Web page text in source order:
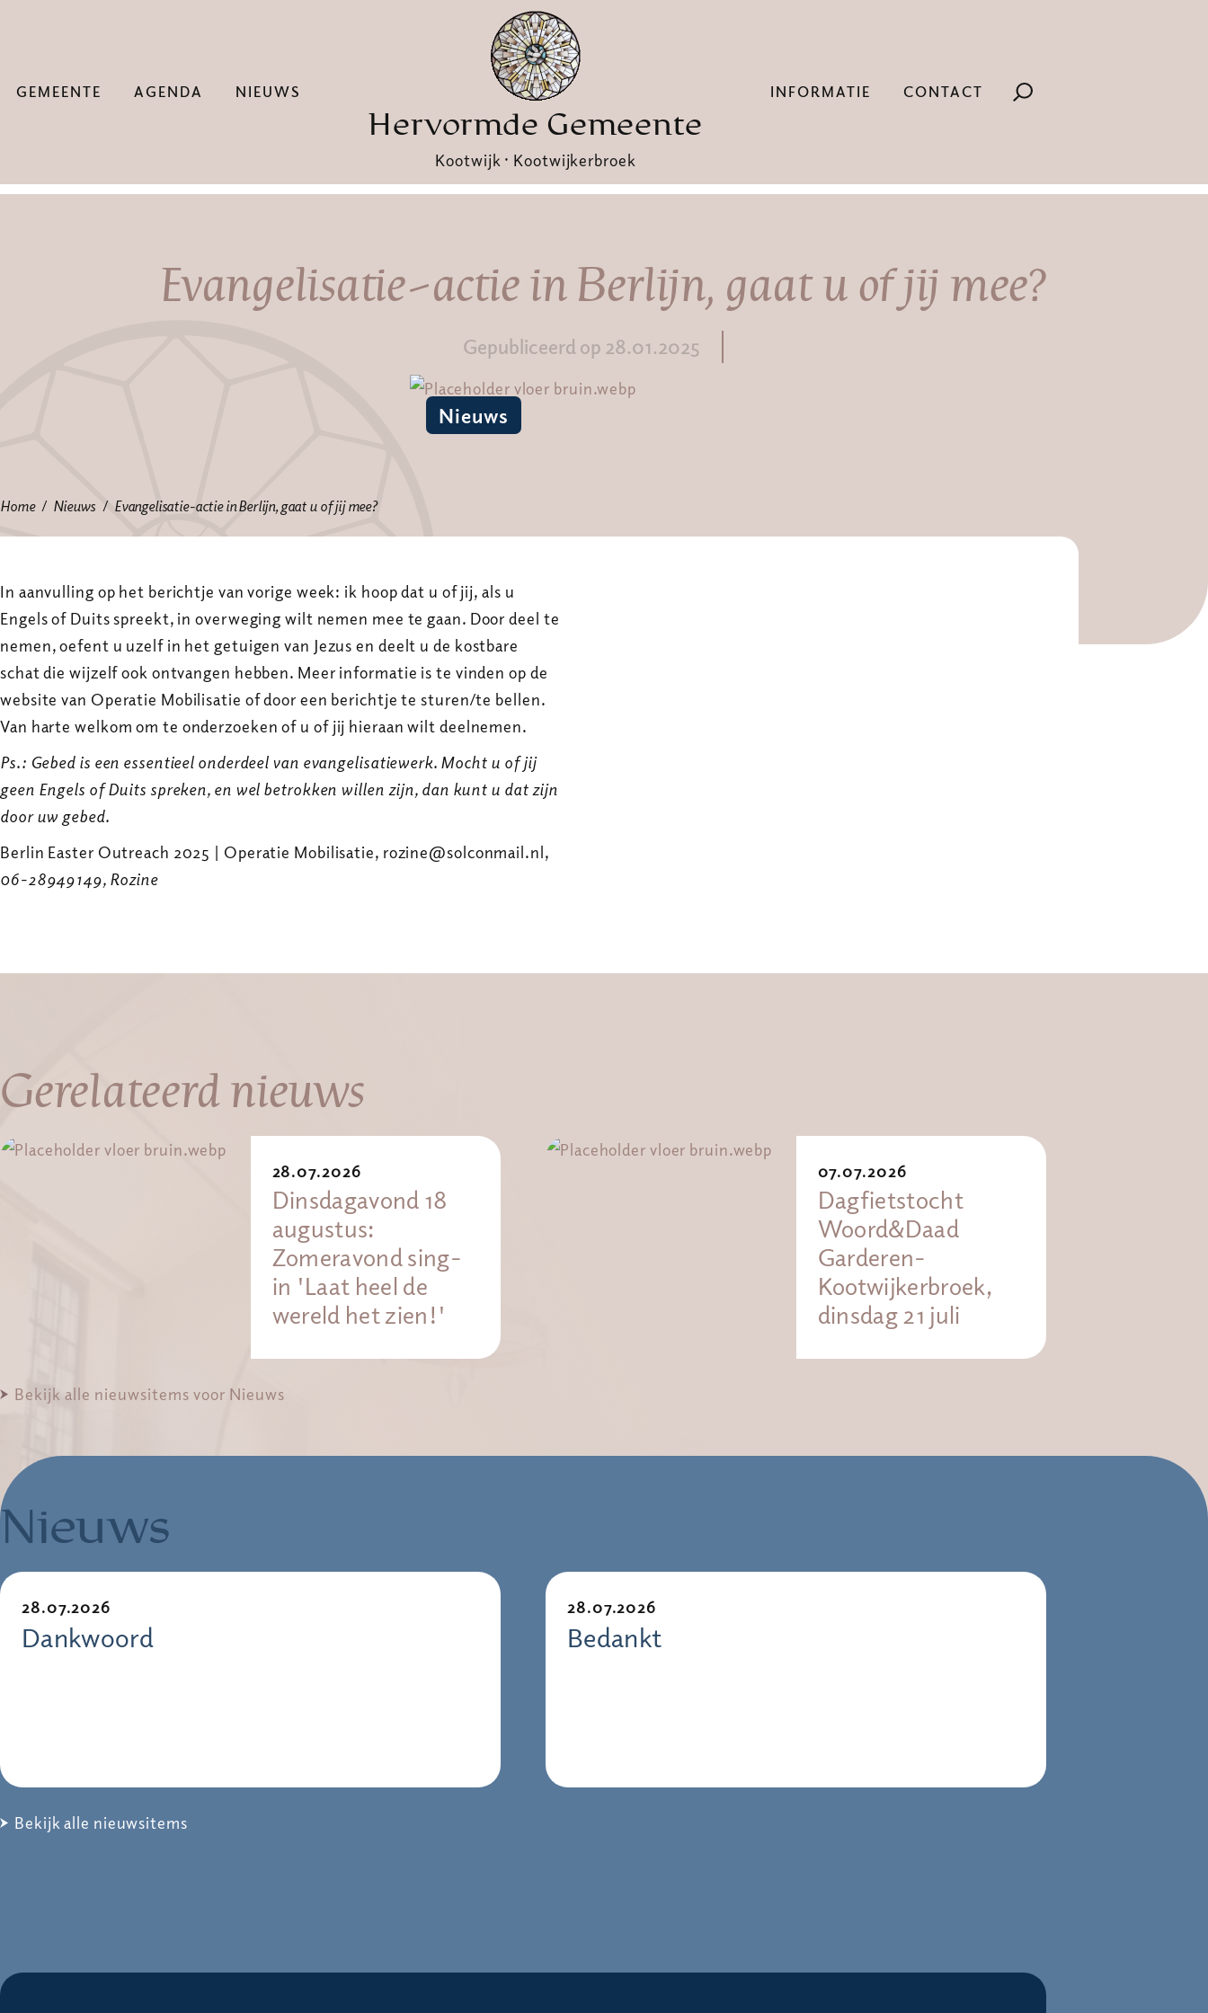
GEMEENTE AGENDA NIEUWS
Hervormde Gemeente
Kootwijk · Kootwijkerbroek
INFORMATIE CONTACT
Evangelisatie-actie in Berlijn, gaat u of jij mee?
Gepubliceerd op 28.01.2025
Nieuws
Home Nieuws Evangelisatie-actie in Berlijn, gaat u of jij mee?
In aanvulling op het berichtje van vorige week: ik hoop dat u of jij, als u
Engels of Duits spreekt, in overweging wilt nemen mee te gaan. Door deel te
nemen, oefent u uzelf in het getuigen van Jezus en deelt u de kostbare
schat die wijzelf ook ontvangen hebben. Meer informatie is te vinden op de
website van Operatie Mobilisatie of door een berichtje te sturen/te bellen.
Van harte welkom om te onderzoeken of u of jij hieraan wilt deelnemen.
Ps.: Gebed is een essentieel onderdeel van evangelisatiewerk. Mocht u of jij
geen Engels of Duits spreken, en wel betrokken willen zijn, dan kunt u dat zijn
door uw gebed.
Berlin Easter Outreach 2025 | Operatie Mobilisatie, rozine@solconmail.nl,
06-28949149, Rozine
Gerelateerd nieuws
28.07.2026
Dinsdagavond 18
augustus:
Zomeravond sing-
in 'Laat heel de
wereld het zien!'
07.07.2026
Dagfietstocht
Woord&Daad
Garderen-
Kootwijkerbroek,
dinsdag 21 juli
Bekijk alle nieuwsitems voor Nieuws
Nieuws
28.07.2026
Dankwoord
28.07.2026
Bedankt
Bekijk alle nieuwsitems